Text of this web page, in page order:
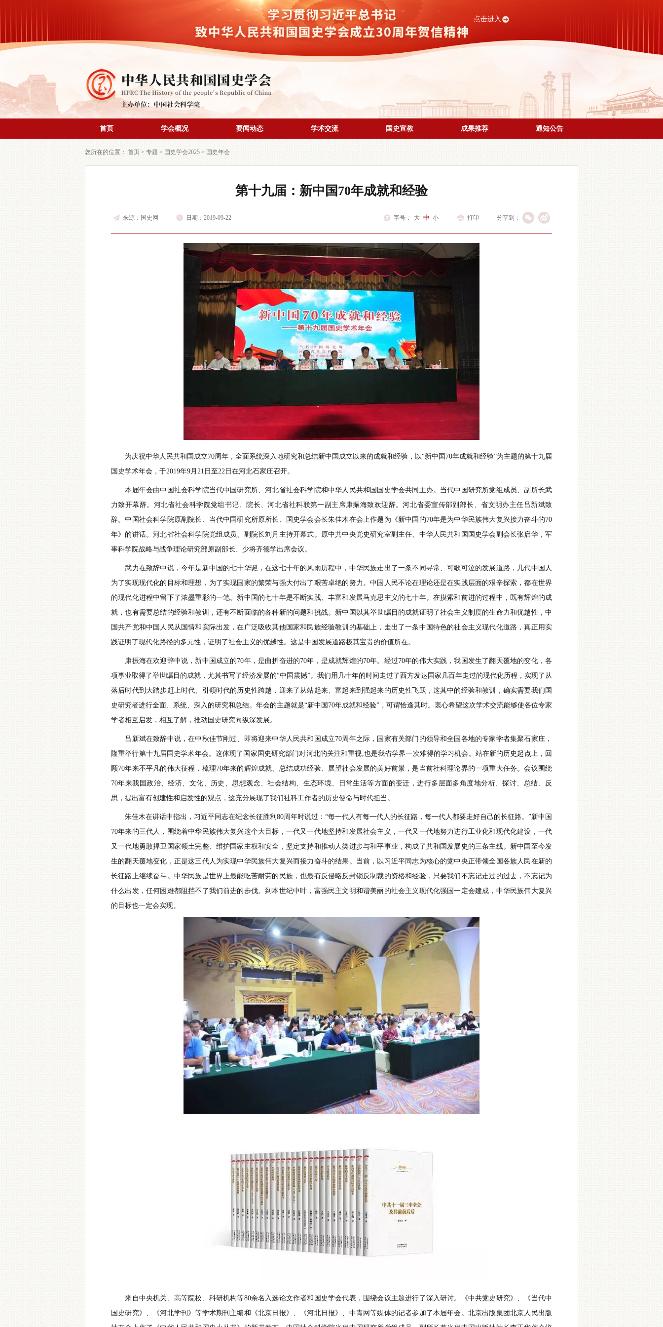
点击进入
首页 学会概况 要闻动态 学术交流 国史宣教 成果推荐 通知公告
您所在的位置： 首页 > 专题 > 国史学会2025 > 国史年会
第十九届：新中国70年成就和经验
来源：国史网 日期：2019-09-22 字号： 大 中 小 打印 分享到：
为庆祝中华人民共和国成立70周年，全面系统深入地研究和总结新中国成立以来的成就和经验，以“新中国70年成就和经验”为主题的第十九届
国史学术年会，于2019年9月21日至22日在河北石家庄召开。
本届年会由中国社会科学院当代中国研究所、河北省社会科学院和中华人民共和国国史学会共同主办。当代中国研究所党组成员、副所长武
力致开幕辞。河北省社会科学院党组书记、院长、河北省社科联第一副主席康振海致欢迎辞。河北省委宣传部副部长、省文明办主任吕新斌致
辞。中国社会科学院原副院长、当代中国研究所原所长、国史学会会长朱佳木在会上作题为《新中国的70年是为中华民族伟大复兴接力奋斗的70
年》的讲话。河北省社会科学院党组成员、副院长刘月主持开幕式。原中共中央党史研究室副主任、中华人民共和国国史学会副会长张启华，军
事科学院战略与战争理论研究部原副部长、少将齐德学出席会议。
武力在致辞中说，今年是新中国的七十华诞，在这七十年的风雨历程中，中华民族走出了一条不同寻常、可歌可泣的发展道路，几代中国人
为了实现现代化的目标和理想，为了实现国家的繁荣与强大付出了艰苦卓绝的努力。中国人民不论在理论还是在实践层面的艰辛探索，都在世界
的现代化进程中留下了浓墨重彩的一笔。新中国的七十年是不断实践、丰富和发展马克思主义的七十年。在摸索和前进的过程中，既有辉煌的成
就，也有需要总结的经验和教训，还有不断面临的各种新的问题和挑战。新中国以其举世瞩目的成就证明了社会主义制度的生命力和优越性，中
国共产党和中国人民从国情和实际出发，在广泛吸收其他国家和民族经验教训的基础上，走出了一条中国特色的社会主义现代化道路，真正用实
践证明了现代化路径的多元性，证明了社会主义的优越性。这是中国发展道路极其宝贵的价值所在。
康振海在欢迎辞中说，新中国成立的70年，是曲折奋进的70年，是成就辉煌的70年。经过70年的伟大实践，我国发生了翻天覆地的变化，各
项事业取得了举世瞩目的成就，尤其书写了经济发展的“中国震撼”。我们用几十年的时间走过了西方发达国家几百年走过的现代化历程，实现了从
落后时代到大踏步赶上时代、引领时代的历史性跨越，迎来了从站起来、富起来到强起来的历史性飞跃，这其中的经验和教训，确实需要我们国
史研究者进行全面、系统、深入的研究和总结。年会的主题就是“新中国70年成就和经验”，可谓恰逢其时。衷心希望这次学术交流能够使各位专家
学者相互启发，相互了解，推动国史研究向纵深发展。
吕新斌在致辞中说，在中秋佳节刚过、即将迎来中华人民共和国成立70周年之际，国家有关部门的领导和全国各地的专家学者集聚石家庄，
隆重举行第十九届国史学术年会。这体现了国家国史研究部门对河北的关注和重视,也是我省学界一次难得的学习机会。站在新的历史起点上，回
顾70年来不平凡的伟大征程，梳理70年来的辉煌成就、总结成功经验、展望社会发展的美好前景，是当前社科理论界的一项重大任务。会议围绕
70年来我国政治、经济、文化、历史、思想观念、社会结构、生态环境、日常生活等方面的变迁，进行多层面多角度地分析、探讨、总结、反
思，提出富有创建性和启发性的观点，这充分展现了我们社科工作者的历史使命与时代担当。
朱佳木在讲话中指出，习近平同志在纪念长征胜利80周年时说过：“每一代人有每一代人的长征路，每一代人都要走好自己的长征路。”新中国
70年来的三代人，围绕着中华民族伟大复兴这个大目标，一代又一代地坚持和发展社会主义，一代又一代地努力进行工业化和现代化建设，一代
又一代地勇敢捍卫国家领土完整、维护国家主权和安全，坚定支持和推动人类进步与和平事业，构成了共和国发展史的三条主线。新中国至今发
生的翻天覆地变化，正是这三代人为实现中华民族伟大复兴而接力奋斗的结果。当前，以习近平同志为核心的党中央正带领全国各族人民在新的
长征路上继续奋斗。中华民族是世界上最能吃苦耐劳的民族，也最有反侵略反封锁反制裁的资格和经验，只要我们不忘记走过的过去，不忘记为
什么出发，任何困难都阻挡不了我们前进的步伐。到本世纪中叶，富强民主文明和谐美丽的社会主义现代化强国一定会建成，中华民族伟大复兴
的目标也一定会实现。
来自中央机关、高等院校、科研机构等80余名入选论文作者和国史学会代表，围绕会议主题进行了深入研讨。《中共党史研究》、《当代中
国史研究》、《河北学刊》等学术期刊主编和《北京日报》、《河北日报》、中青网等媒体的记者参加了本届年会。北京出版集团北京人民出版